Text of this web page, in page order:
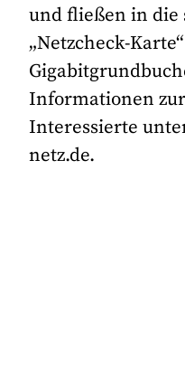
und fließen in die
„Netzcheck-
Informationen
Interessierte
netz.de.